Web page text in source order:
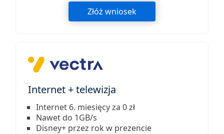
Złóż wniosek
Internet + telewizja
Internet 6. miesięcy za 0 zł
Nawet do 1GB/s
Disney+ przez rok w prezencie